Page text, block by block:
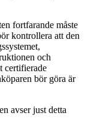
fortfarande måste
kontrollera att den
och
certifierade
bör göra är
avser just detta